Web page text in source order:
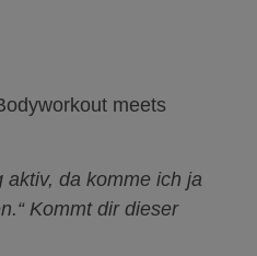
meets
aktiv, da komme ich ja
Kommt dir dieser